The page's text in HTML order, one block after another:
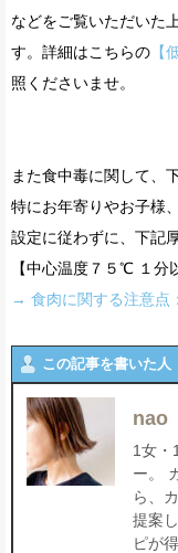
などをご覧いただいた
す。詳細はこちらの 【
照くださいませ。
また食中毒に関して、
特にお年寄りやお子様
設定に従わずに、下記
【中心温度７５℃ １分
→ 食肉に関する注意点
この記事を書いた人
nao
1女・
ー。
ら、
提案
ピが